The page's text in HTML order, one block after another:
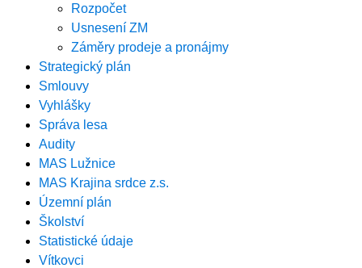
Rozpočet
Usnesení ZM
Záměry prodeje a pronájmy
Strategický plán
Smlouvy
Vyhlášky
Správa lesa
Audity
MAS Lužnice
MAS Krajina srdce z.s.
Územní plán
Školství
Statistické údaje
Vítkovci